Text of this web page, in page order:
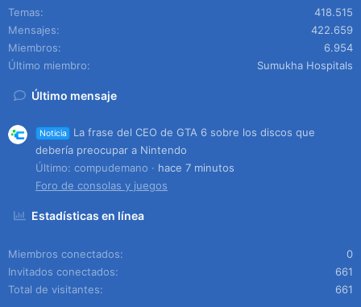
Temas
418.515
Mensajes
422.659
Miembros
6.954
Último miembro
Sumukha Hospitals
Último mensaje
Noticia
La frase del CEO de GTA 6 sobre los discos que
debería preocupar a Nintendo
Último: compudemano
hace 7 minutos
Foro de consolas y juegos
Estadísticas en línea
Miembros conectados
0
Invitados conectados
661
Total de visitantes
661